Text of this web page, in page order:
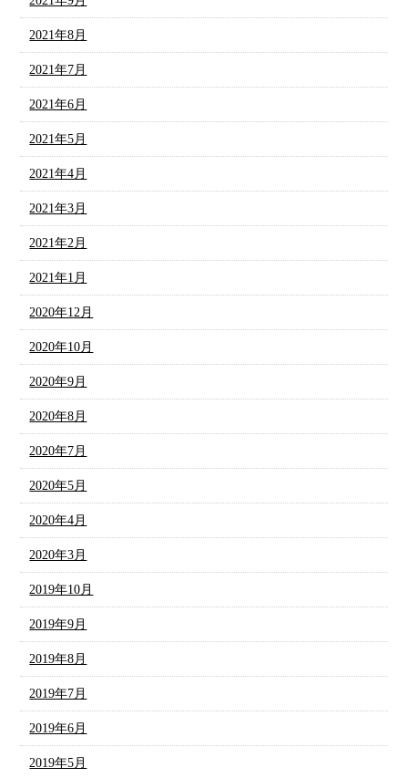
2021年8月
2021年7月
2021年6月
2021年5月
2021年4月
2021年3月
2021年2月
2021年1月
2020年12月
2020年10月
2020年9月
2020年8月
2020年7月
2020年5月
2020年4月
2020年3月
2019年10月
2019年9月
2019年8月
2019年7月
2019年6月
2019年5月